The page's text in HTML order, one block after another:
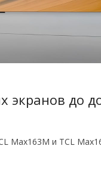
экранов до
Max163M и TCL